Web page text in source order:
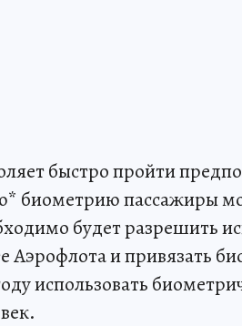
быстро пройти
биометрию пассажиры
будет разрешить
Аэрофлота и привязать
использовать